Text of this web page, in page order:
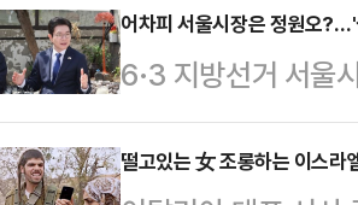
대상자에는 1990
차등 지급되며, 90
이번 조치는 …
공급 중단을 공식
에 도달하기 전, 기
르면 한화토탈은
공급에 대한 ‘불가
어차피 서울시장은 정원오
6·3 지방선거 서울
다. '명심'(이재명 대
있기 때문이다. 다
떨고있는 女 조롱하는 이스